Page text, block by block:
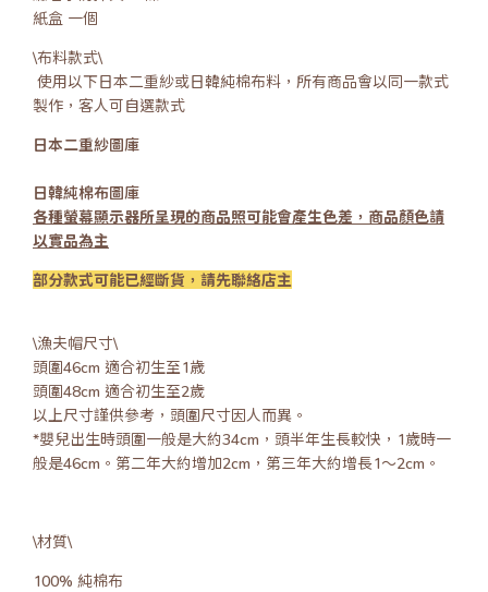
紙盒 一個
\布料款式\
使用以下日本二重紗或日韓純棉布料，所有商品會以同一款式
製作，客人可自選款式
日本二重紗圖庫
日韓純棉布圖庫
各種螢幕顯示器所呈現的商品照可能會產生色差，商品顏色請
以實品為主
部分款式可能已經斷貨，請先聯絡店主
\漁夫帽尺寸\
頭圍46cm 適合初生至1歳
頭圍48cm 適合初生至2歲
以上尺寸謹供參考，頭圍尺寸因人而異。
*嬰兒出生時頭圍一般是大約34cm，頭半年生長較快，1歲時一
般是46cm。第二年大約增加2cm，第三年大約增長1～2cm。
\材質\
100% 純棉布